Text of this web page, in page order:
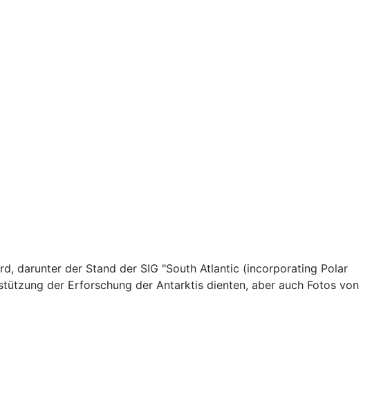
darunter der Stand der SIG "South Atlantic (incorporating Polar
der Erforschung der Antarktis dienten, aber auch Fotos von